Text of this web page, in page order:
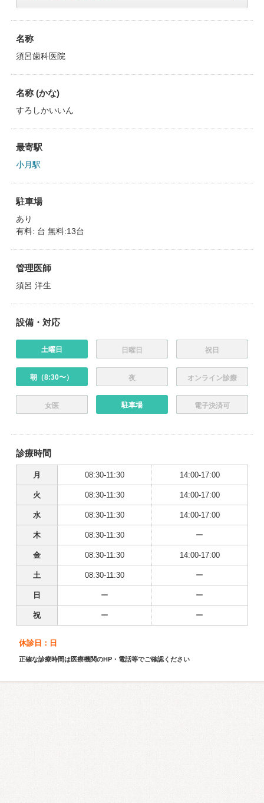
名称
須呂歯科医院
名称 (かな)
すろしかいいん
最寄駅
小月駅
駐車場
あり
有料: 台 無料:13台
管理医師
須呂 洋生
設備・対応
土曜日 日曜日 祝日
朝（8:30〜） 夜 オンライン診療
女医 駐車場 電子決済可
診療時間
月 08:30-11:30 14:00-17:00
火 08:30-11:30 14:00-17:00
水 08:30-11:30 14:00-17:00
木 08:30-11:30 ー
金 08:30-11:30 14:00-17:00
土 08:30-11:30 ー
日 ー ー
祝 ー ー
休診日：日
正確な診療時間は医療機関のHP・電話等でご確認ください